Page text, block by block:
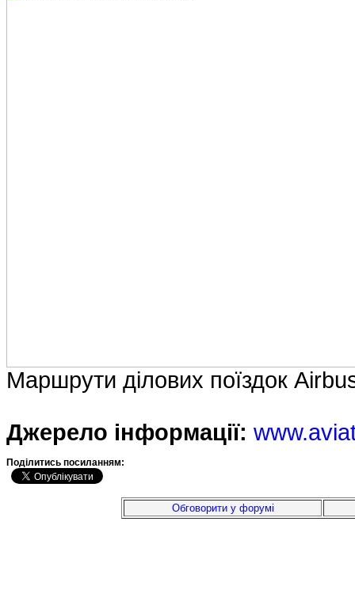
Маршрути ділових поїздок
Джерело інформації:
Подiлитись посиланням:
Обговорити у форумі